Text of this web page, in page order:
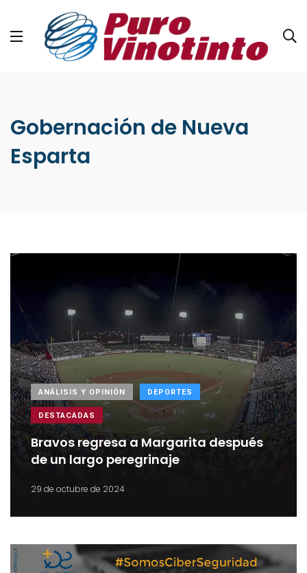
Gobernación de Nueva
Esparta
ANÁLISIS Y OPINIÓN DEPORTES
DESTACADAS
Bravos regresa a Margarita después
de un largo peregrinaje
29 de octubre de 2024